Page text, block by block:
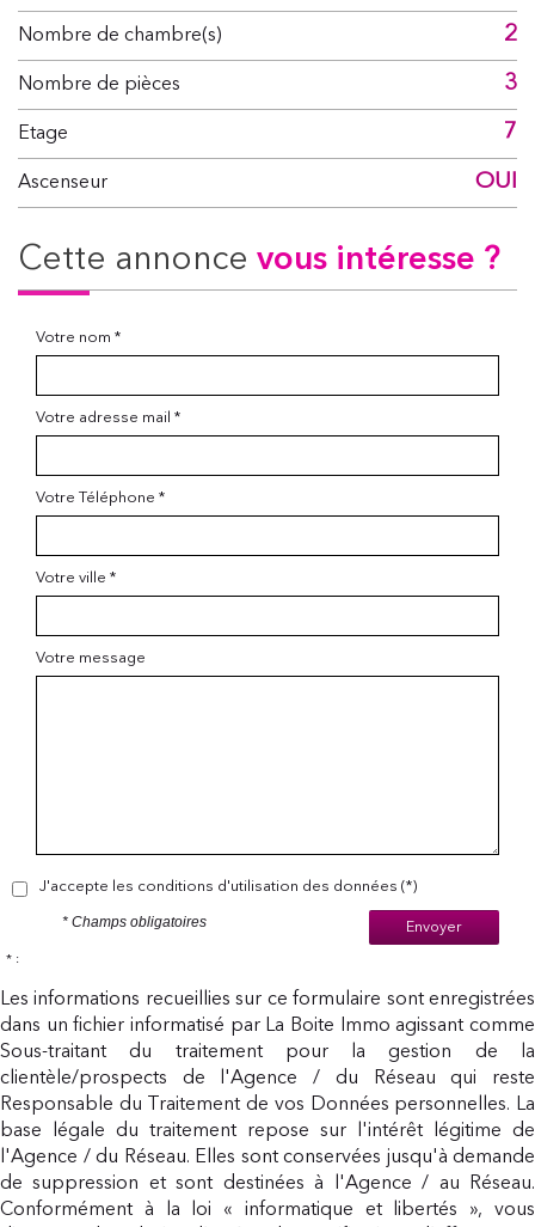
Nombre de chambre(s) 2
Nombre de pièces 3
Etage 7
Ascenseur OUI
cette annonce vous intéresse ?
Votre nom *
Votre adresse mail *
Votre Téléphone *
Votre ville *
Votre message
J'accepte les conditions d'utilisation des données (*)
Envoyer
* Champs obligatoires
* :
Les informations recueillies sur ce formulaire sont enregistrées
dans un fichier informatisé par La Boite Immo agissant comme
Sous-traitant du traitement pour la gestion de la
clientèle/prospects de l'Agence / du Réseau qui reste
Responsable du Traitement de vos Données personnelles. La
base légale du traitement repose sur l'intérêt légitime de
l'Agence / du Réseau. Elles sont conservées jusqu'à demande
de suppression et sont destinées à l'Agence / au Réseau.
Conformément à la loi « informatique et libertés », vous